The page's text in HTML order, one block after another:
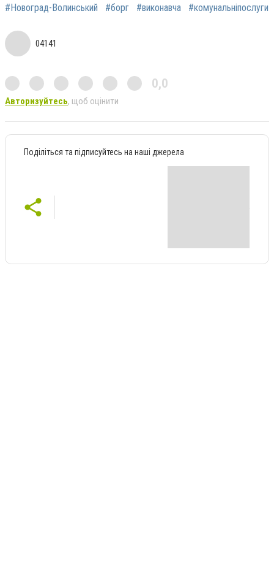
#Новоград-Волинський #борг #виконавча #комунальніпослуги
04141
0,0
Авторизуйтесь, щоб оцінити
Поділіться та підписуйтесь на наші джерела